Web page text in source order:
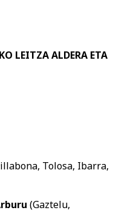
LEITZA ALDERA ETA
Tolosa, Ibarra,
(Gaztelu,